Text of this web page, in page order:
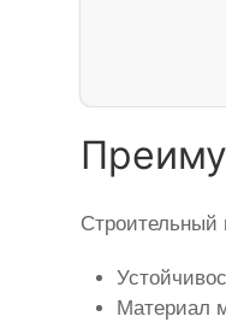
Строительный
Материал